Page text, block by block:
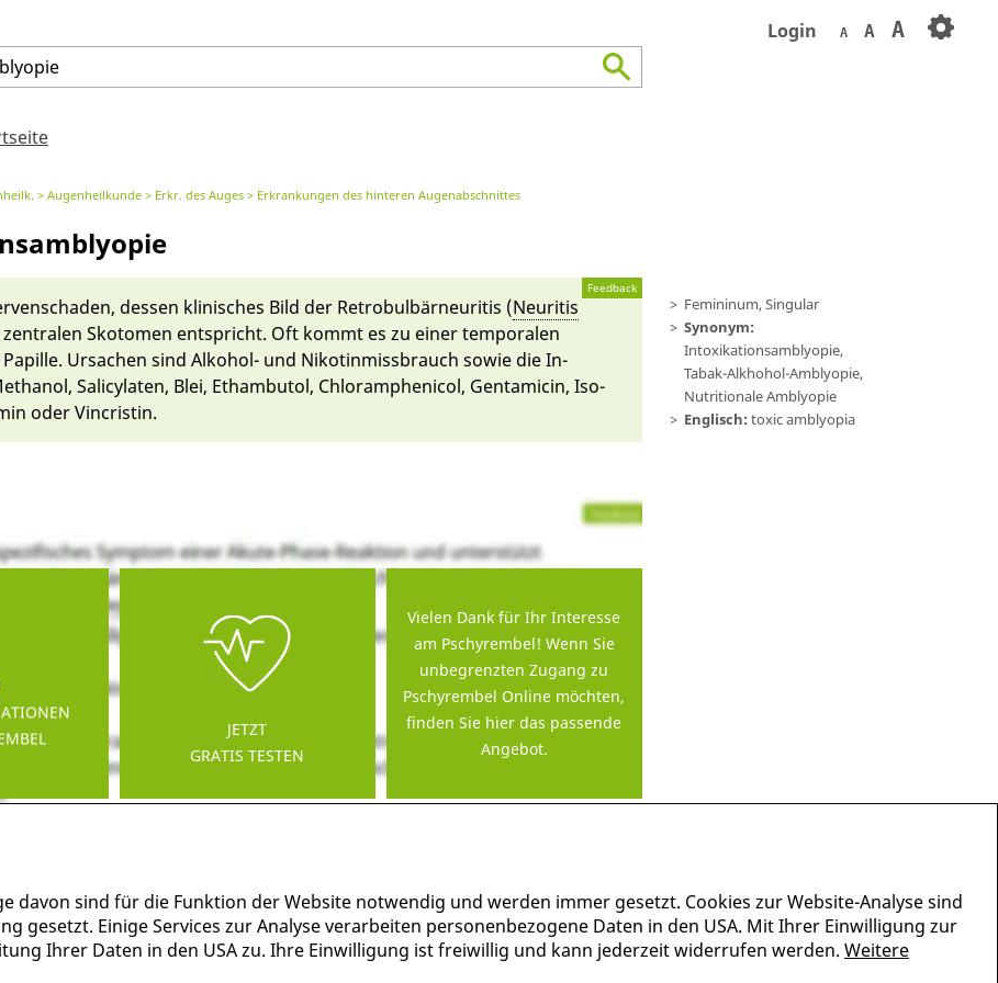
Login A A A
Augenheilkunde Erkr. des Auges Erkrankungen des hinteren Augenabschnittes
Femininum, Singular
Synonym:
Intoxikationsamblyopie,
Tabak-Alkhohol-Amblyopie,
Nutritionale Amblyopie
Englisch: toxic amblyopia
Feedback
des­sen klinisches Bild der Retro­bulbär­neuritis (Neuritis
Skoto­men entspricht. Oft kommt es zu ei­ner temporalen
Ur­sachen sind Alkohol- und Ni­ko­tin­missbrauch so­wie die In­
Salicylaten, Blei, Ethambutol, Chloramphenicol, Gen­tamicin, Iso­
oder Vin­cris­tin.
JETZT
GRATIS TESTEN
Vielen Dank für Ihr Interesse
am Pschyrembel! Wenn Sie
unbegrenzten Zugang zu
Pschyrembel Online möchten,
finden Sie hier das passende
Angebot.
davon sind für die Funktion der Website notwendig und werden immer gesetzt. Cookies zur Website-Analyse sind
gesetzt. Einige Services zur Analyse verarbeiten personenbezogene Daten in den USA. Mit Ihrer Einwilligung zur
Ihrer Daten in den USA zu. Ihre Einwilligung ist freiwillig und kann jederzeit widerrufen werden. Weitere